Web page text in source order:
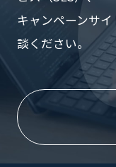
キャンペーンサ
談ください。